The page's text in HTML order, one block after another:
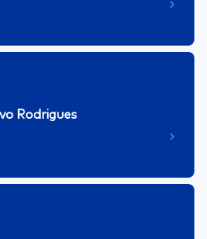
Rodrigues